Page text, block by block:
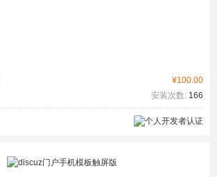
¥100.00
安装次数: 166